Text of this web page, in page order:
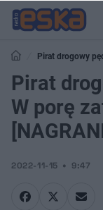
Pirat drogowy
[NAGRANIE]
Pirat
W porę
2022-11-15 9:47